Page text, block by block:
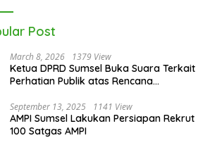
Post
March 8, 2026 1379 View
Ketua DPRD Sumsel Buka Suara Terkait
Perhatian Publik atas Rencana
September 13, 2025 1141 View
AMPI Sumsel Lakukan Persiapan Rekrut
100 Satgas AMPI